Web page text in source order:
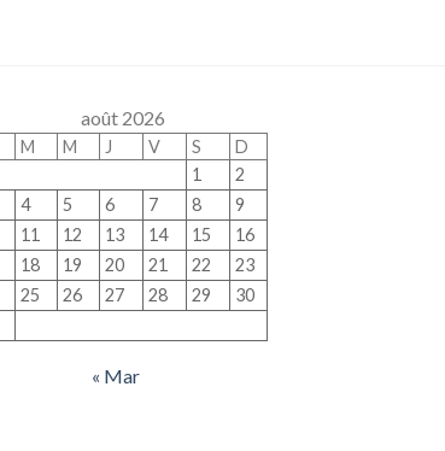
août 2026
M M J V S
D
1
2
4 5 6 7 8
9
11 12 13 14 15
16
18 19 20 21 22
23
25 26 27 28 29
30
« Mar